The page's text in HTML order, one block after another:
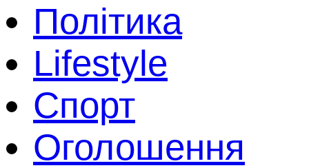
Політика
Lifestyle
Спорт
Оголошення